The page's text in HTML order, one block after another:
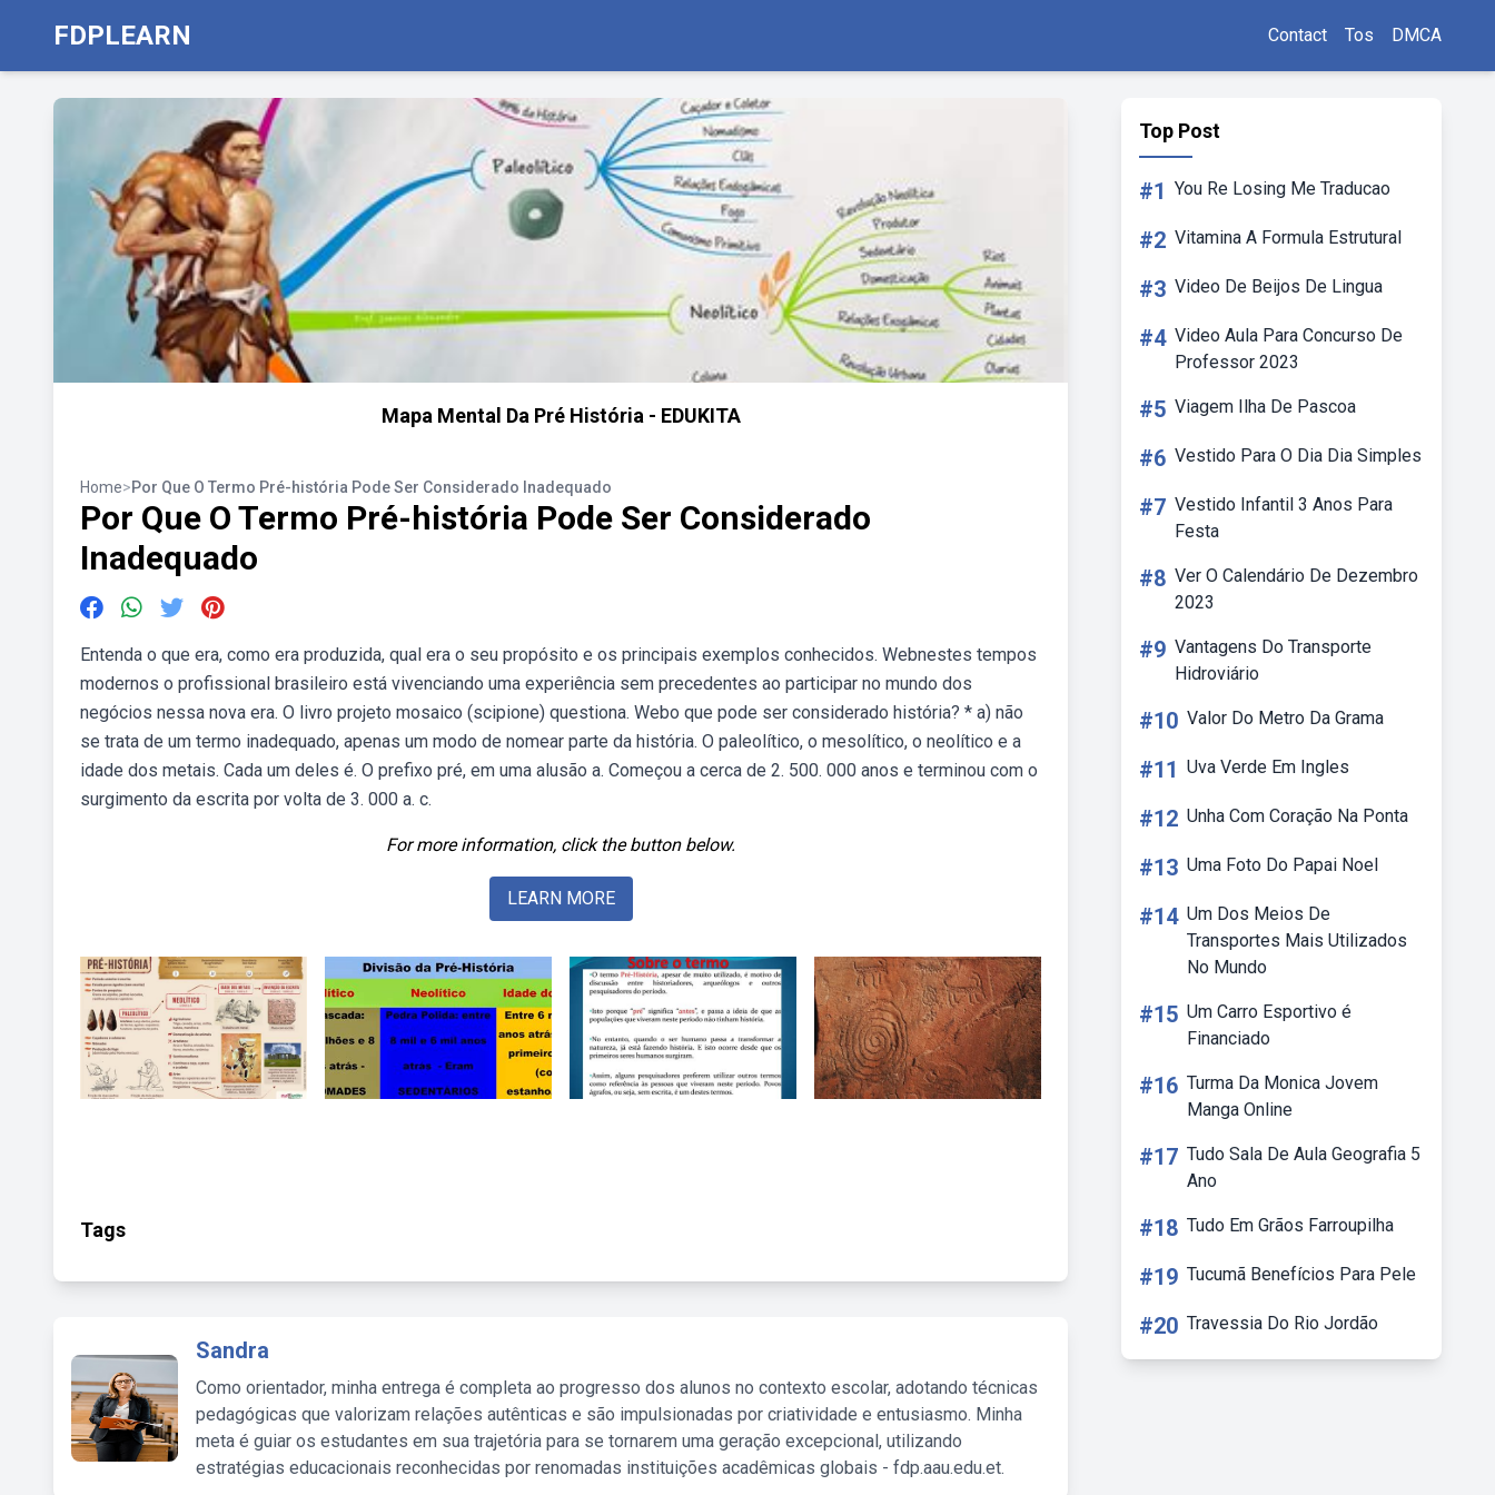
FDPLEARN Contact Tos DMCA
Mapa Mental Da Pré História - EDUKITA
Home>Por Que O Termo Pré-história Pode Ser Considerado Inadequado
Por Que O Termo Pré-história Pode Ser Considerado
Inadequado
Entenda o que era, como era produzida, qual era o seu propósito e os principais exemplos conhecidos. Webnestes tempos
modernos o profissional brasileiro está vivenciando uma experiência sem precedentes ao participar no mundo dos
negócios nessa nova era. O livro projeto mosaico (scipione) questiona. Webo que pode ser considerado história? * a) não
se trata de um termo inadequado, apenas um modo de nomear parte da história. O paleolítico, o mesolítico, o neolítico e a
idade dos metais. Cada um deles é. O prefixo pré, em uma alusão a. Começou a cerca de 2. 500. 000 anos e terminou com o
surgimento da escrita por volta de 3. 000 a. c.
For more information, click the button below.
LEARN MORE
Tags
Sandra
Como orientador, minha entrega é completa ao progresso dos alunos no contexto escolar, adotando técnicas
pedagógicas que valorizam relações autênticas e são impulsionadas por criatividade e entusiasmo. Minha
meta é guiar os estudantes em sua trajetória para se tornarem uma geração excepcional, utilizando
estratégias educacionais reconhecidas por renomadas instituições acadêmicas globais - fdp.aau.edu.et.
Top Post
#1 You Re Losing Me Traducao
#2 Vitamina A Formula Estrutural
#3 Video De Beijos De Lingua
#4 Video Aula Para Concurso De
Professor 2023
#5 Viagem Ilha De Pascoa
#6 Vestido Para O Dia Dia Simples
#7 Vestido Infantil 3 Anos Para
Festa
#8 Ver O Calendário De Dezembro
2023
#9 Vantagens Do Transporte
Hidroviário
#10 Valor Do Metro Da Grama
#11 Uva Verde Em Ingles
#12 Unha Com Coração Na Ponta
#13 Uma Foto Do Papai Noel
#14 Um Dos Meios De
Transportes Mais Utilizados
No Mundo
#15 Um Carro Esportivo é
Financiado
#16 Turma Da Monica Jovem
Manga Online
#17 Tudo Sala De Aula Geografia 5
Ano
#18 Tudo Em Grãos Farroupilha
#19 Tucumã Benefícios Para Pele
#20 Travessia Do Rio Jordão